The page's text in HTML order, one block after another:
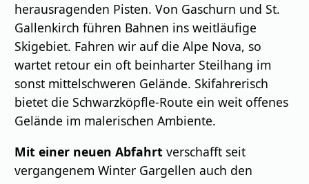
herausragenden Pisten. Von Gaschurn und St.
Gallenkirch führen Bahnen ins weitläufige
Skigebiet. Fahren wir auf die Alpe Nova, so
wartet retour ein oft beinharter Steilhang im
sonst mittelschweren Gelände. Skifahrerisch
bietet die Schwarzköpfle-Route ein weit offenes
Gelände im malerischen Ambiente.
Mit einer neuen Abfahrtverschafft seit
vergangenem Winter Gargellen auch den